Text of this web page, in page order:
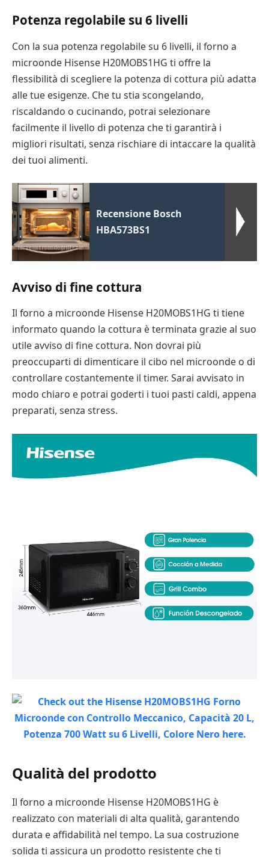
Potenza regolabile su 6 livelli
Con la sua potenza regolabile su 6 livelli, il forno a
microonde Hisense H20MOBS1HG ti offre la
flessibilità di scegliere la potenza di cottura più adatta
alle tue esigenze. Che tu stia scongelando,
riscaldando o cucinando, potrai selezionare
facilmente il livello di potenza che ti garantirà i
migliori risultati, senza rischiare di intaccare la qualità
dei tuoi alimenti.
Recensione Bosch
HBA573BS1
Avviso di fine cottura
Il forno a microonde Hisense H20MOBS1HG ti tiene
informato quando la cottura è terminata grazie al suo
utile avviso di fine cottura. Non dovrai più
preoccuparti di dimenticare il cibo nel microonde o di
controllare costantemente il timer. Sarai avvisato in
modo chiaro e potrai goderti i tuoi pasti caldi, appena
preparati, senza stress.
Qualità del prodotto
Il forno a microonde Hisense H20MOBS1HG è
realizzato con materiali di alta qualità, garantendo
durata e affidabilità nel tempo. La sua costruzione
solida ti assicura un prodotto resistente che ti